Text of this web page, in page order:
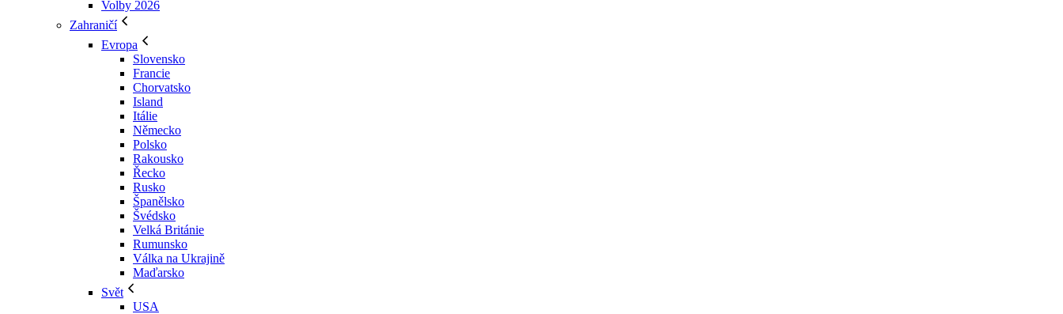
Volby 2026
Zahraničí
Evropa
Slovensko
Francie
Chorvatsko
Island
Itálie
Německo
Polsko
Rakousko
Řecko
Rusko
Španělsko
Švédsko
Velká Británie
Rumunsko
Válka na Ukrajině
Maďarsko
Svět
USA